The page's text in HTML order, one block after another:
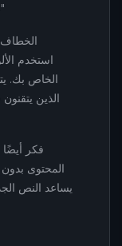
على 1000 مشترك في التيك توك"
استخدم
الذين
فكر
يساعد النص